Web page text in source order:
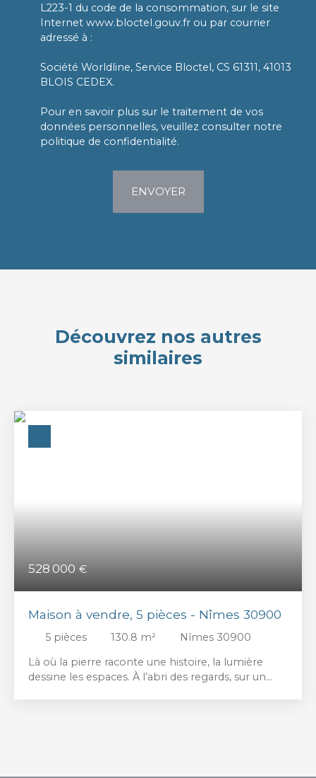
L223-1 du code de la consommation, sur le site
Internet www.bloctel.gouv.fr ou par courrier
adressé à :
Société Worldline, Service Bloctel, CS 61311, 41013
BLOIS CEDEX.
Pour en savoir plus sur le traitement de vos
données personnelles, veuillez consulter notre
politique de confidentialité.
ENVOYER
Découvrez nos autres
similaires
528 000 €
Maison à vendre, 5 pièces - Nîmes 30900
5 pièces 130.8 m²
Nîmes 30900
Là où la pierre raconte une histoire, la lumière
dessine les espaces. À l’abri des regards, sur un